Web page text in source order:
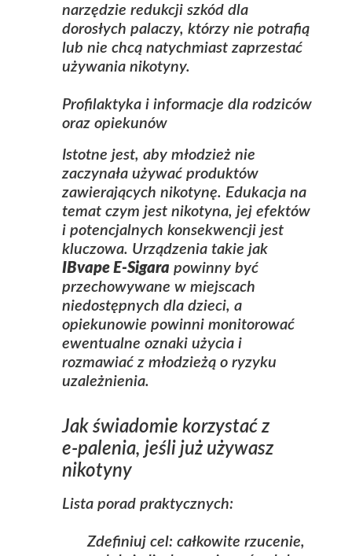
narzędzie redukcji szkód dla
dorosłych palaczy, którzy nie potrafią
lub nie chcą natychmiast zaprzestać
używania nikotyny.
Profilaktyka i informacje dla rodziców
oraz opiekunów
Istotne jest, aby młodzież nie
zaczynała używać produktów
zawierających nikotynę. Edukacja na
temat czym jest nikotyna, jej efektów
i potencjalnych konsekwencji jest
kluczowa. Urządzenia takie jak
IBvape E-Sigara powinny być
przechowywane w miejscach
niedostępnych dla dzieci, a
opiekunowie powinni monitorować
ewentualne oznaki użycia i
rozmawiać z młodzieżą o ryzyku
uzależnienia.
Jak świadomie korzystać z
e‑palenia, jeśli już używasz
nikotyny
Lista porad praktycznych:
Zdefiniuj cel: całkowite rzucenie,